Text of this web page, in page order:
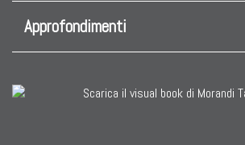
Approfondimenti